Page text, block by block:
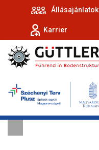
Állásajánlatok
Karrier